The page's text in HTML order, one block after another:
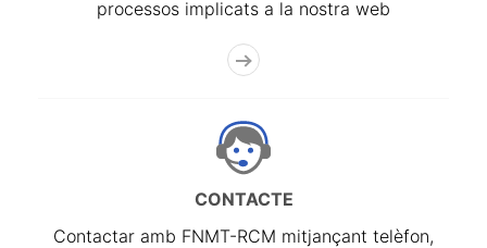
processos implicats a la nostra web
CONTACTE
Contactar amb FNMT-RCM mitjançant telèfon,